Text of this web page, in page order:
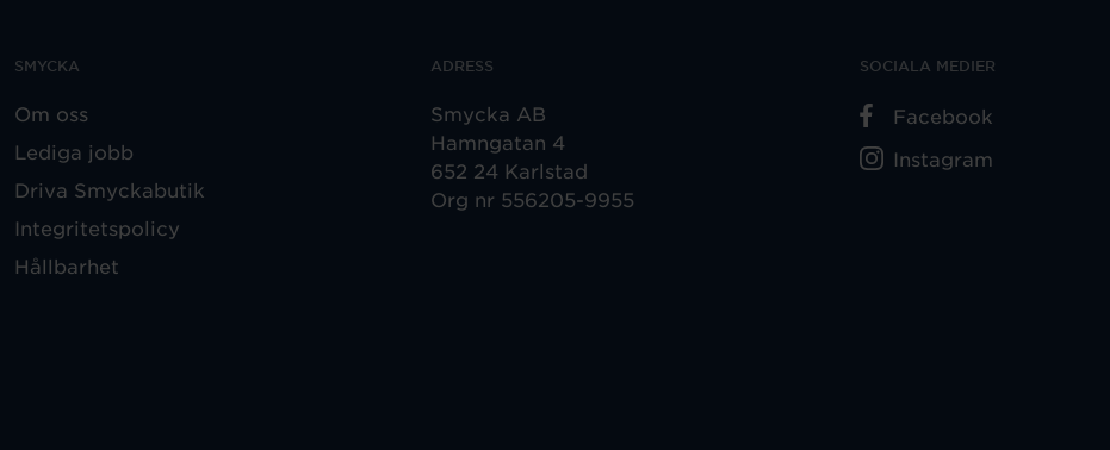
SMYCKA
Om oss
Lediga jobb
Driva Smyckabutik
Integritetspolicy
Hållbarhet
ADRESS
Smycka AB
Hamngatan 4
652 24 Karlstad
Org nr 556205-9955
SOCIALA MEDIER
Facebook
Instagram